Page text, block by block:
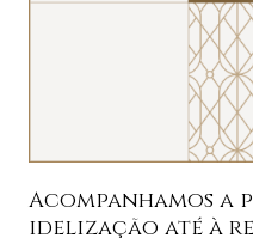
Acompanhamos a
idelização até à